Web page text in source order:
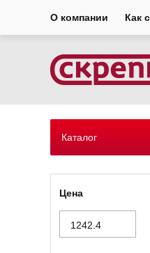
О компании Как
Каталог
Цена